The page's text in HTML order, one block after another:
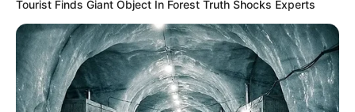
Tourist Finds Giant Object In Forest Truth Shocks Experts